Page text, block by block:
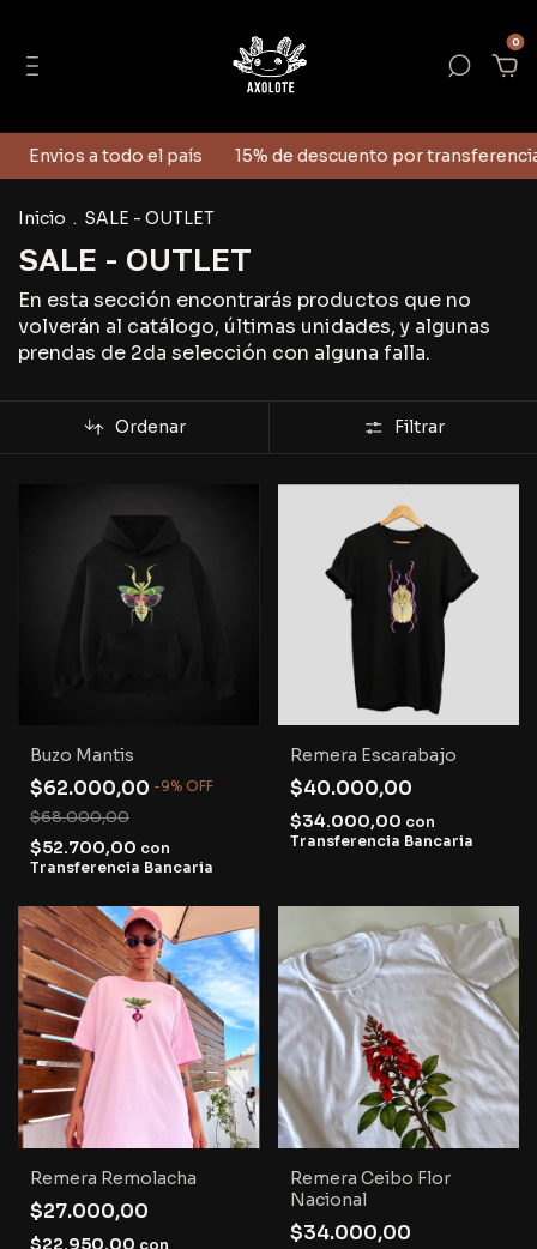
0
Envios a todo el país 15% de descuento por transferencia
Inicio . SALE - OUTLET
SALE - OUTLET
En esta sección encontrarás productos que no
volverán al catálogo, últimas unidades, y algunas
prendas de 2da selección con alguna falla.
Ordenar Filtrar
Buzo Mantis
$62.000,00 -9% OFF
$68.000,00
$52.700,00 con
Transferencia Bancaria
Remera Escarabajo
$40.000,00
$34.000,00 con
Transferencia Bancaria
Remera Remolacha
$27.000,00
$22.950,00 con
Remera Ceibo Flor
Nacional
$34.000,00